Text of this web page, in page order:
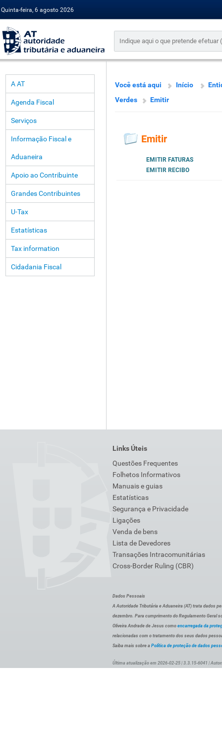
Quinta-feira, 6 agosto 2026
A AT
Agenda Fiscal
Serviços
Informação Fiscal e
Aduaneira
Apoio ao Contribuinte
Grandes Contribuintes
U-Tax
Estatísticas
Tax information
Cidadania Fiscal
Você está aqui Início
Verdes
Emitir
Emitir
EMITIR FATURAS
EMITIR RECIBO
Links Úteis
Questões Frequentes
Folhetos Informativos
Manuais e guias
Estatísticas
Segurança e Privacidade
Ligações
Venda de bens
Lista de Devedores
Transações Intracomunitárias
Cross-Border Ruling (CBR)
Dados Pessoais
A Autoridade Tributária e Aduaneira (AT) trata dados
dezembro. Para cumprimento do Regulamento Geral
Oliveira Andrade de Jesus como encarregada da
relacionadas com o tratamento dos seus dados
Saiba mais sobre a Política de proteção de dados
Última atualização em 2026-02-25 | 3.3.15-6041 |